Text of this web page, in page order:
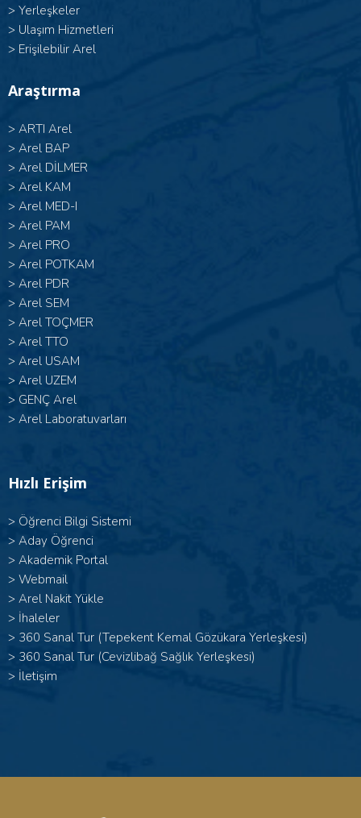
> Yerleşkeler
> Ulaşım Hizmetleri
> Erişilebilir Arel
Araştırma
> ARTI Arel
> Arel BAP
> Arel DİLMER
> Arel KAM
> Arel MED-I
> Arel PAM
> Arel PRO
> Arel POTKAM
> Arel PDR
> Arel SEM
> Arel TOÇMER
> Arel TTO
> Arel USAM
> Arel UZEM
> GENÇ Arel
> Arel Laboratuvarları
Hızlı Erişim
> Öğrenci Bilgi Sistemi
> Aday Öğrenci
> Akademik Portal
> Webmail
> Arel Nakit Yükle
> İhaleler
> 360 Sanal Tur (Tepekent Kemal Gözükara Yerleşkesi)
> 360 Sanal Tur (Cevizlibağ Sağlık Yerleşkesi)
> İletişim